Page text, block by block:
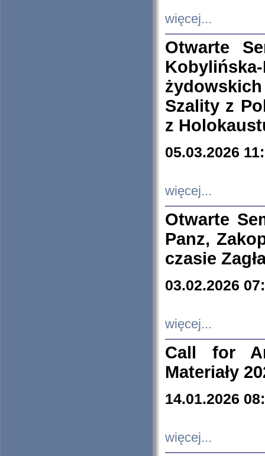
więcej...
Otwarte
Szality z
z
05.03.2026
więcej...
Otwarte
Panz,
czasie
03.02.2026
więcej...
Call for
Materiały
14.01.2026
więcej...